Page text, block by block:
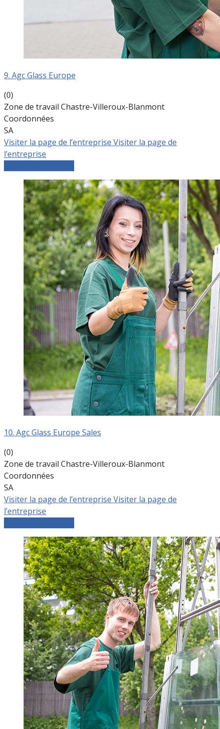
9. Agc Glass Europe
(0)
Zone de travail Chastre-Villeroux-Blanmont
Coordonnées
SA
Visiter la page de l’entreprise Visiter la page de
l’entreprise
10. Agc Glass Europe Sales
(0)
Zone de travail Chastre-Villeroux-Blanmont
Coordonnées
SA
Visiter la page de l’entreprise Visiter la page de
l’entreprise